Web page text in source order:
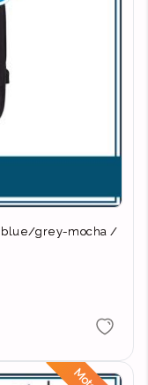
blue/grey-mocha /